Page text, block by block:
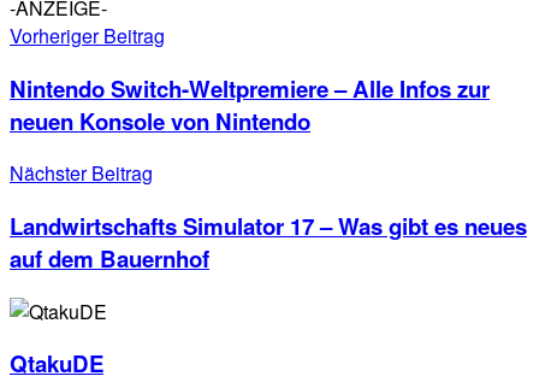
-ANZEIGE-
Vorheriger Beitrag
Nintendo Switch-Weltpremiere – Alle Infos zur
neuen Konsole von Nintendo
Nächster Beitrag
Landwirtschafts Simulator 17 – Was gibt es neues
auf dem Bauernhof
QtakuDE